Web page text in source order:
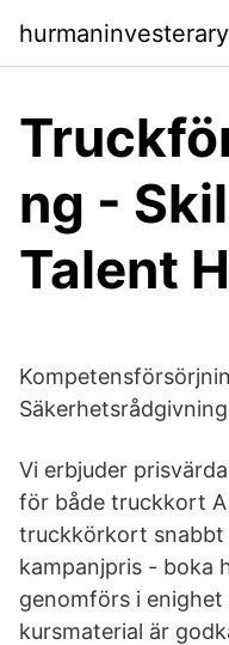
ng -
Talent
Säkerhetsrådgivning
Vi erbjuder
för både truckkort
truckkörkort snabbt
kampanjpris - boka
genomförs i enighet
kursmaterial är